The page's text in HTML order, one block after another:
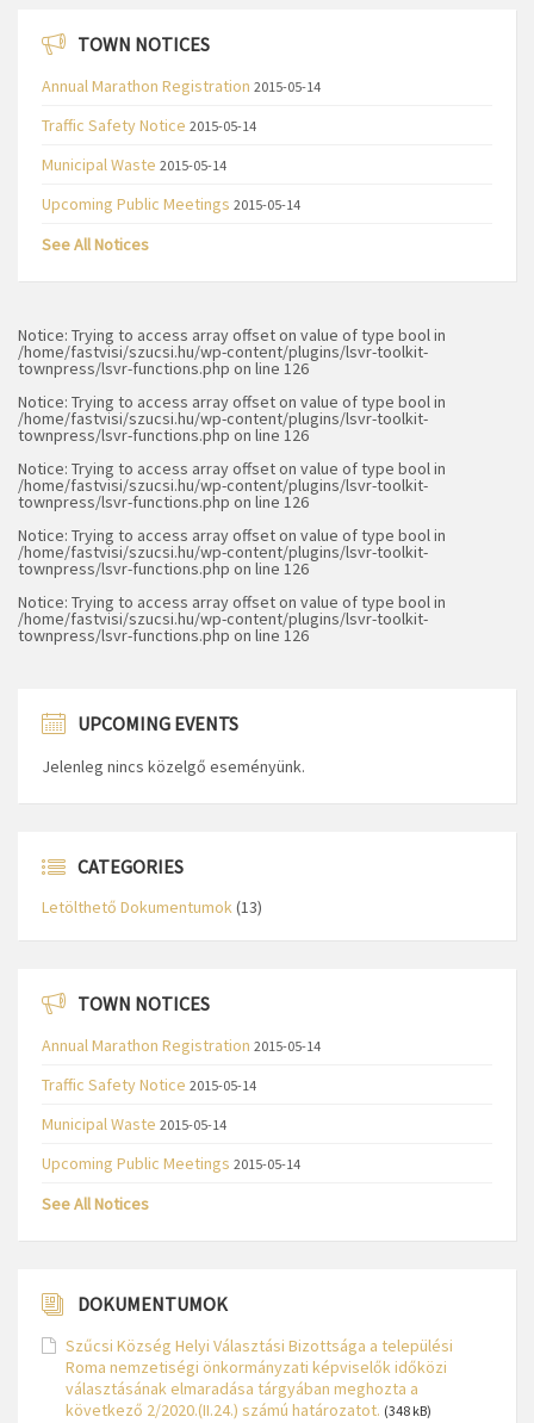
TOWN NOTICES
Annual Marathon Registration 2015-05-14
Traffic Safety Notice 2015-05-14
Municipal Waste 2015-05-14
Upcoming Public Meetings 2015-05-14
See All Notices
Notice: Trying to access array offset on value of type bool in
/home/fastvisi/szucsi.hu/wp-content/plugins/lsvr-toolkit-
townpress/lsvr-functions.php on line 126
Notice: Trying to access array offset on value of type bool in
/home/fastvisi/szucsi.hu/wp-content/plugins/lsvr-toolkit-
townpress/lsvr-functions.php on line 126
Notice: Trying to access array offset on value of type bool in
/home/fastvisi/szucsi.hu/wp-content/plugins/lsvr-toolkit-
townpress/lsvr-functions.php on line 126
Notice: Trying to access array offset on value of type bool in
/home/fastvisi/szucsi.hu/wp-content/plugins/lsvr-toolkit-
townpress/lsvr-functions.php on line 126
Notice: Trying to access array offset on value of type bool in
/home/fastvisi/szucsi.hu/wp-content/plugins/lsvr-toolkit-
townpress/lsvr-functions.php on line 126
UPCOMING EVENTS
Jelenleg nincs közelgő eseményünk.
CATEGORIES
Letölthető Dokumentumok(13)
TOWN NOTICES
Annual Marathon Registration 2015-05-14
Traffic Safety Notice 2015-05-14
Municipal Waste 2015-05-14
Upcoming Public Meetings 2015-05-14
See All Notices
DOKUMENTUMOK
Szűcsi Község Helyi Választási Bizottsága a települési
Roma nemzetiségi önkormányzati képviselők időközi
választásának elmaradása tárgyában meghozta a
következő 2/2020.(II.24.) számú határozatot. (348 kB)